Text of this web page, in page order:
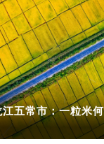
五常市：一粒米